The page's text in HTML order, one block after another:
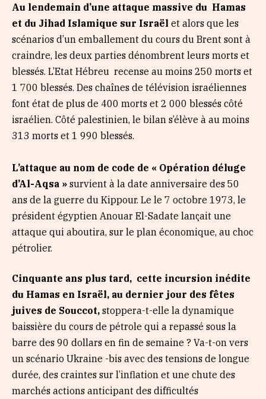
Au lendemain d’une attaque massive du Hamas
et du Jihad Islamique sur Israël et alors que les
scénarios d’un emballement du cours du Brent sont à
craindre, les deux parties dénombrent leurs morts et
blessés. L’Etat Hébreu recense au moins 250 morts et
1 700 blessés. Des chaînes de télévision israéliennes
font état de plus de 400 morts et 2 000 blessés côté
israélien. Côté palestinien, le bilan s’élève à au moins
313 morts et 1 990 blessés.
L’attaque au nom de code de « Opération déluge
d’Al-Aqsa » survient à la date anniversaire des 50
ans de la guerre du Kippour. Le le 7 octobre 1973, le
président égyptien Anouar El-Sadate lançait une
attaque qui aboutira, sur le plan économique, au choc
pétrolier.
Cinquante ans plus tard, cette incursion inédite
du Hamas en Israël, au dernier jour des fêtes
juives de Souccot, stoppera-t-elle la dynamique
baissière du cours de pétrole qui a repassé sous la
barre des 90 dollars en fin de semaine ? Va-t-on vers
un scénario Ukraine -bis avec des tensions de longue
durée, des craintes sur l’inflation et une chute des
marchés actions anticipant des difficultés